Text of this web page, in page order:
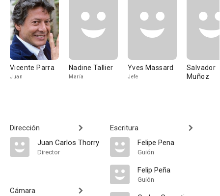
Vicente Parra
Juan
Nadine Tallier
María
Yves Massard
Jefe
Salvador
Muñoz
Dirección
Juan Carlos Thorry
Director
Cámara
Escritura
Felipe Pena
Guión
Felip Peña
Guión